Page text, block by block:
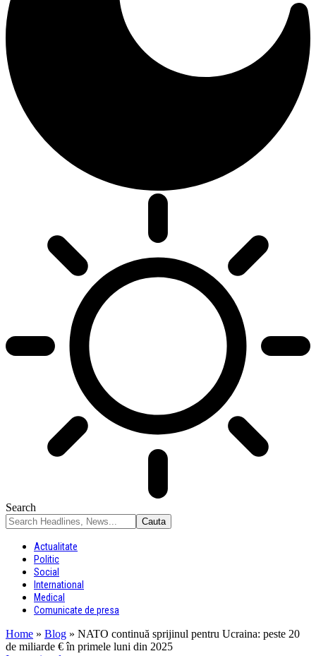
Search
Actualitate
Politic
Social
International
Medical
Comunicate de presa
Home » Blog » NATO continuă sprijinul pentru Ucraina: peste 20
de miliarde € în primele luni din 2025